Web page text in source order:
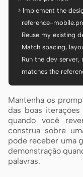
> Implement the
reference-
Reuse my
Match spacing,
Run the dev server,
matches the
Mantenha os
das boas
quando você
construa sobre
pode receber uma
demonstração
palavras.